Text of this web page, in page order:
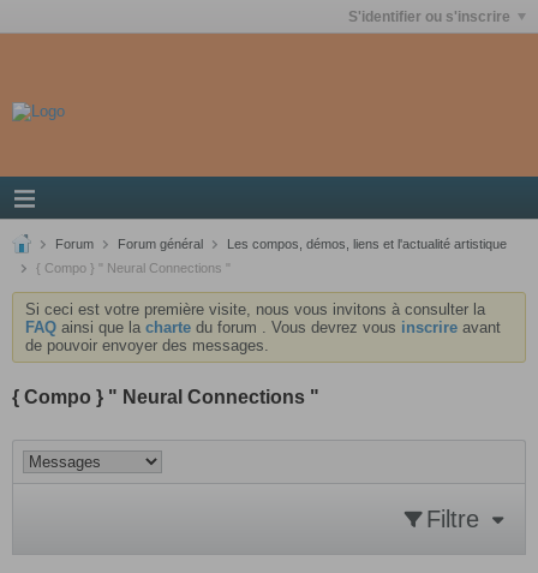
S'identifier ou s'inscrire
Forum Forum général
Les compos, démos, liens et l'actualité artistique
{ Compo } " Neural Connections "
Si ceci est votre première visite, nous vous invitons à consulter la
FAQ ainsi que la charte du forum . Vous devrez vous inscrire avant
de pouvoir envoyer des messages.
{ Compo } " Neural Connections "
Filtre